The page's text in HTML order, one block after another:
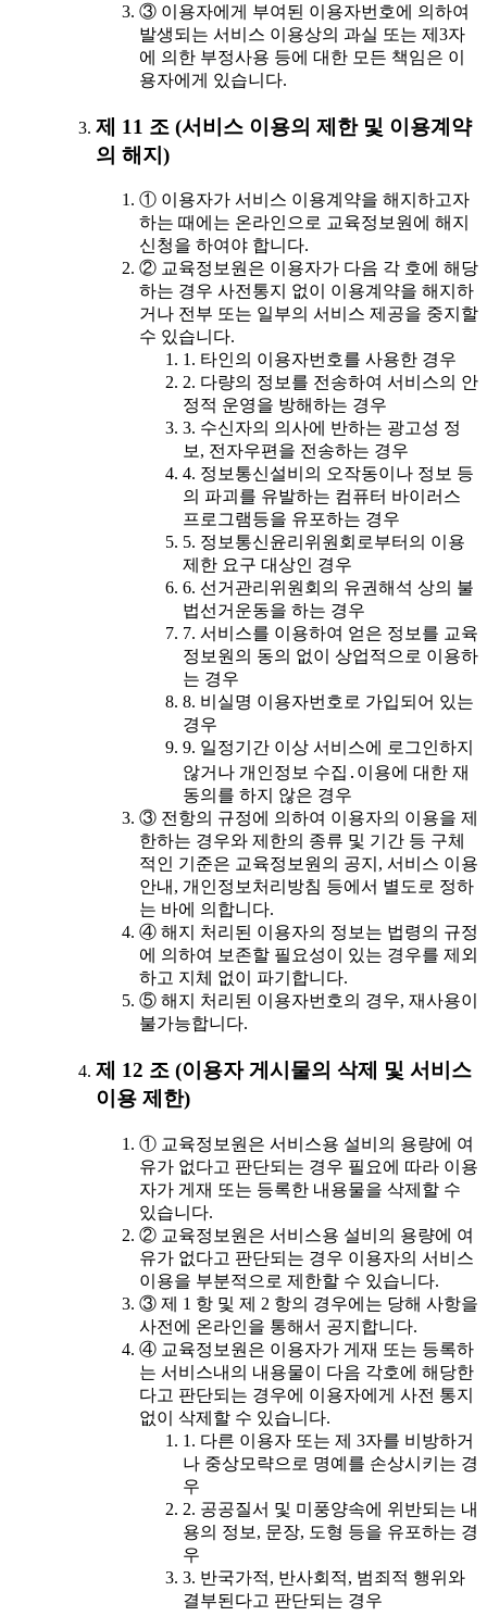
③ 이용자에게 부여된 이용자번호에 의하여
발생되는 서비스 이용상의 과실 또는 제3자
에 의한 부정사용 등에 대한 모든 책임은 이
용자에게 있습니다.
제 11 조 (서비스 이용의 제한 및 이용계약
의 해지)
① 이용자가 서비스 이용계약을 해지하고자
하는 때에는 온라인으로 교육정보원에 해지
신청을 하여야 합니다.
② 교육정보원은 이용자가 다음 각 호에 해당
하는 경우 사전통지 없이 이용계약을 해지하
거나 전부 또는 일부의 서비스 제공을 중지할
수 있습니다.
1. 타인의 이용자번호를 사용한 경우
2. 다량의 정보를 전송하여 서비스의 안
정적 운영을 방해하는 경우
3. 수신자의 의사에 반하는 광고성 정
보, 전자우편을 전송하는 경우
4. 정보통신설비의 오작동이나 정보 등
의 파괴를 유발하는 컴퓨터 바이러스
프로그램등을 유포하는 경우
5. 정보통신윤리위원회로부터의 이용
제한 요구 대상인 경우
6. 선거관리위원회의 유권해석 상의 불
법선거운동을 하는 경우
7. 서비스를 이용하여 얻은 정보를 교육
정보원의 동의 없이 상업적으로 이용하
는 경우
8. 비실명 이용자번호로 가입되어 있는
경우
9. 일정기간 이상 서비스에 로그인하지
않거나 개인정보 수집․이용에 대한 재
동의를 하지 않은 경우
③ 전항의 규정에 의하여 이용자의 이용을 제
한하는 경우와 제한의 종류 및 기간 등 구체
적인 기준은 교육정보원의 공지, 서비스 이용
안내, 개인정보처리방침 등에서 별도로 정하
는 바에 의합니다.
④ 해지 처리된 이용자의 정보는 법령의 규정
에 의하여 보존할 필요성이 있는 경우를 제외
하고 지체 없이 파기합니다.
⑤ 해지 처리된 이용자번호의 경우, 재사용이
불가능합니다.
제 12 조 (이용자 게시물의 삭제 및 서비스
이용 제한)
① 교육정보원은 서비스용 설비의 용량에 여
유가 없다고 판단되는 경우 필요에 따라 이용
자가 게재 또는 등록한 내용물을 삭제할 수
있습니다.
② 교육정보원은 서비스용 설비의 용량에 여
유가 없다고 판단되는 경우 이용자의 서비스
이용을 부분적으로 제한할 수 있습니다.
③ 제 1 항 및 제 2 항의 경우에는 당해 사항을
사전에 온라인을 통해서 공지합니다.
④ 교육정보원은 이용자가 게재 또는 등록하
는 서비스내의 내용물이 다음 각호에 해당한
다고 판단되는 경우에 이용자에게 사전 통지
없이 삭제할 수 있습니다.
1. 다른 이용자 또는 제 3자를 비방하거
나 중상모략으로 명예를 손상시키는 경
우
2. 공공질서 및 미풍양속에 위반되는 내
용의 정보, 문장, 도형 등을 유포하는 경
우
3. 반국가적, 반사회적, 범죄적 행위와
결부된다고 판단되는 경우